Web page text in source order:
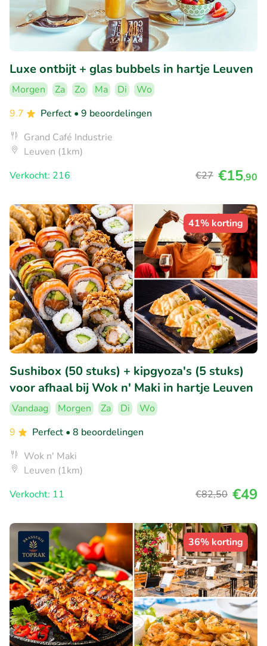
Luxe ontbijt + glas bubbels in hartje Leuven
Morgen Za Zo Ma Di
Wo
9.7
Perfect • 9 beoordelingen
Grand Café Industrie
Leuven (1km)
Verkocht: 216
€27 €15,90
41% korting
Sushibox (50 stuks) + kipgyoza's (5 stuks)
voor afhaal bij Wok n' Maki in hartje Leuven
Vandaag Morgen Za Di
Wo
9
Perfect • 8 beoordelingen
Wok n' Maki
Leuven (1km)
Verkocht: 11
€82,50 €49
36% korting